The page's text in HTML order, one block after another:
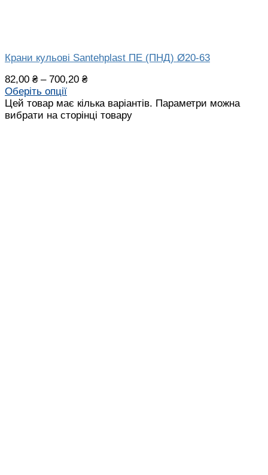
Крани кульові Santehplast ПЕ (ПНД) Ø20-63
82,00 ₴– 700,20 ₴
Оберіть опції
Цей товар має кілька варіантів. Параметри можна
вибрати на сторінці товару